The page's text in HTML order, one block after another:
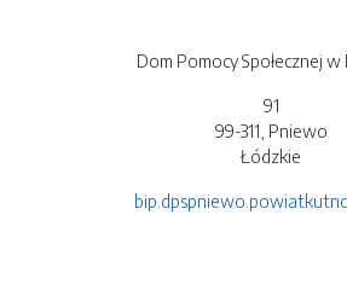
Dom Pomocy Społecznej
91
99-311, Pniewo
Łódzkie